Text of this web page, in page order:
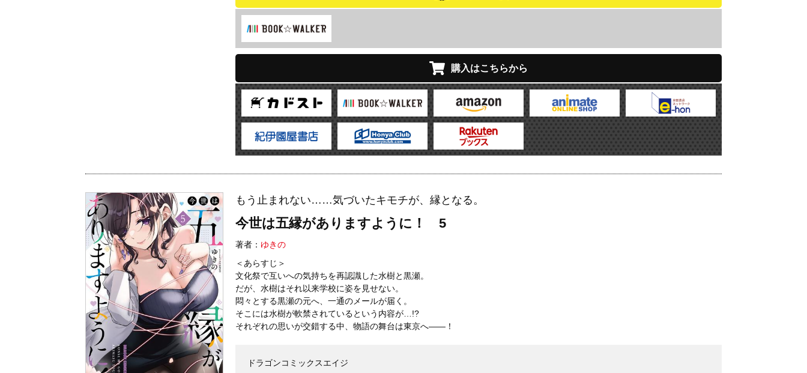
購入はこちらから
もう止まれない……気づいたキモチが、縁となる。
今世は五縁がありますように！ 5
著者： ゆきの
＜あらすじ＞
文化祭で互いへの気持ちを再認識した水樹と黒瀬。
だが、水樹はそれ以来学校に姿を見せない。
悶々とする黒瀬の元へ、一通のメールが届く。
そこには水樹が軟禁されているという内容が…!?
それぞれの思いが交錯する中、物語の舞台は東京へ――！
ドラゴンコミックスエイジ